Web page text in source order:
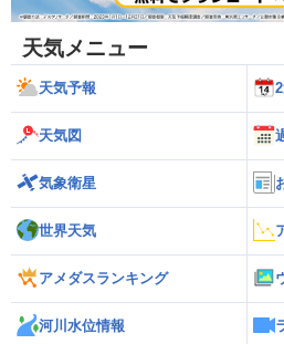
天気メニュー
天気予報
天気図
気象衛星
世界天気
アメダスランキング
河川水位情報